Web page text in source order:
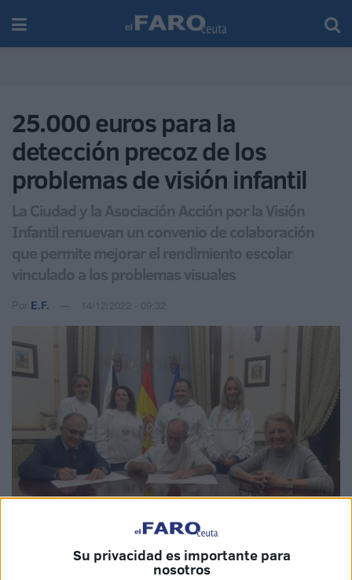
Su privacidad es importante para
nosotros
25.000 euros para la
detección precoz de los
problemas de visión infantil
La Ciudad y la Asociación Acción por la Visión
Infantil renuevan un convenio de colaboración
que permite mejorar el rendimiento escolar
vinculado a los problemas visuales
Por E.F. 14/12/2022 - 09:32